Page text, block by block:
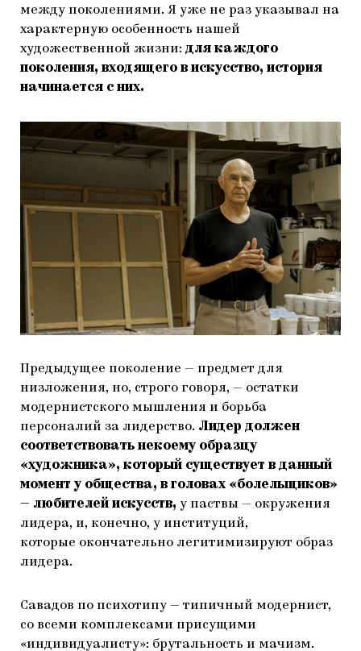
между поколениями. Я уже не раз указывал на
характерную особенность нашей
художественной жизни: для каждого
поколения, входящего в искусство, история
начинается с них.
Предыдущее поколение — предмет для
низложения, но, строго говоря, — остатки
модернистского мышления и борьба
персоналий за лидерство. Лидер должен
соответствовать некоему образцу
«художника», который существует в данный
момент у общества, в головах «болельщиков»
— любителей искусств, у паствы — окружения
лидера, и, конечно, у институций,
которые окончательно легитимизируют образ
лидера.
Савадов по психотипу — типичный модернист,
со всеми комплексами присущими
«индивидуалисту»: брутальность и мачизм.